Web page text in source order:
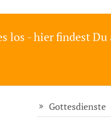
los - hier findest
Gottesdienste